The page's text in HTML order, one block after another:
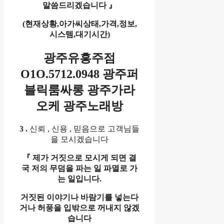
말씀드리겠습니다 』
(현재상황,아가씨상태,가격,정보,
시스템,대기시간)
광주유흥주점
O1O.5712.0948 광주퍼
블릭룸싸롱 광주가라
오케 광주노래방
3 . 신뢰 , 신용 , 믿음으로 고객님들
을 모시겠습니다
『제가 거짓으로 모시게 되면 결
국 저의 무덤을 파는 일 파멸로 가
는 일입니다.
거짓된 이야기나 바람기를 넣는다
거나 허풍을 입밖으로 꺼내지 않겠
습니다